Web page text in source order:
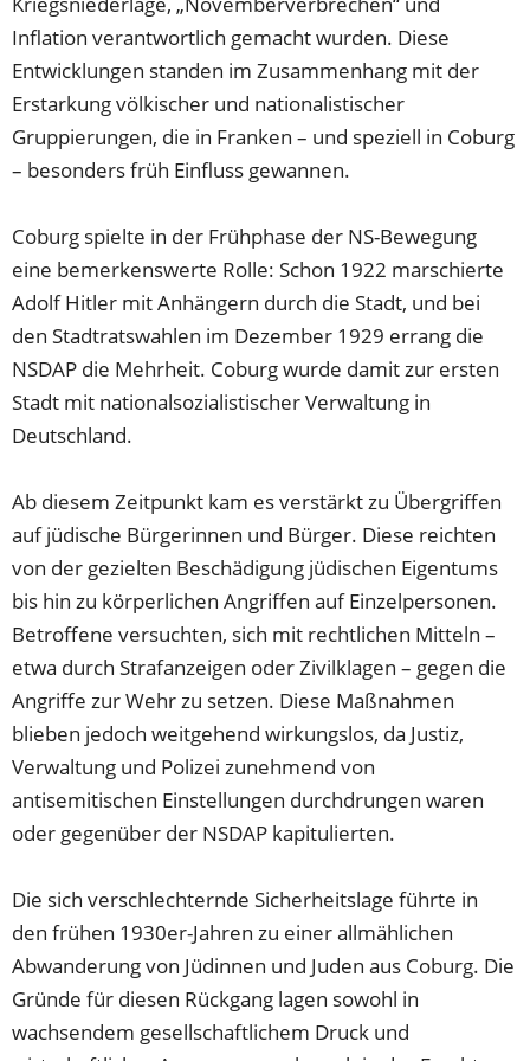
Inflation verantwortlich gemacht wurden. Diese
Entwicklungen standen im Zusammenhang mit der
Erstarkung völkischer und nationalistischer
Gruppierungen, die in Franken – und speziell in Coburg
– besonders früh Einfluss gewannen.
Coburg spielte in der Frühphase der NS-Bewegung
eine bemerkenswerte Rolle: Schon 1922 marschierte
Adolf Hitler mit Anhängern durch die Stadt, und bei
den Stadtratswahlen im Dezember 1929 errang die
NSDAP die Mehrheit. Coburg wurde damit zur ersten
Stadt mit nationalsozialistischer Verwaltung in
Deutschland.
Ab diesem Zeitpunkt kam es verstärkt zu Übergriffen
auf jüdische Bürgerinnen und Bürger. Diese reichten
von der gezielten Beschädigung jüdischen Eigentums
bis hin zu körperlichen Angriffen auf Einzelpersonen.
Betroffene versuchten, sich mit rechtlichen Mitteln –
etwa durch Strafanzeigen oder Zivilklagen – gegen die
Angriffe zur Wehr zu setzen. Diese Maßnahmen
blieben jedoch weitgehend wirkungslos, da Justiz,
Verwaltung und Polizei zunehmend von
antisemitischen Einstellungen durchdrungen waren
oder gegenüber der NSDAP kapitulierten.
Die sich verschlechternde Sicherheitslage führte in
den frühen 1930er-Jahren zu einer allmählichen
Abwanderung von Jüdinnen und Juden aus Coburg. Die
Gründe für diesen Rückgang lagen sowohl in
wachsendem gesellschaftlichem Druck und